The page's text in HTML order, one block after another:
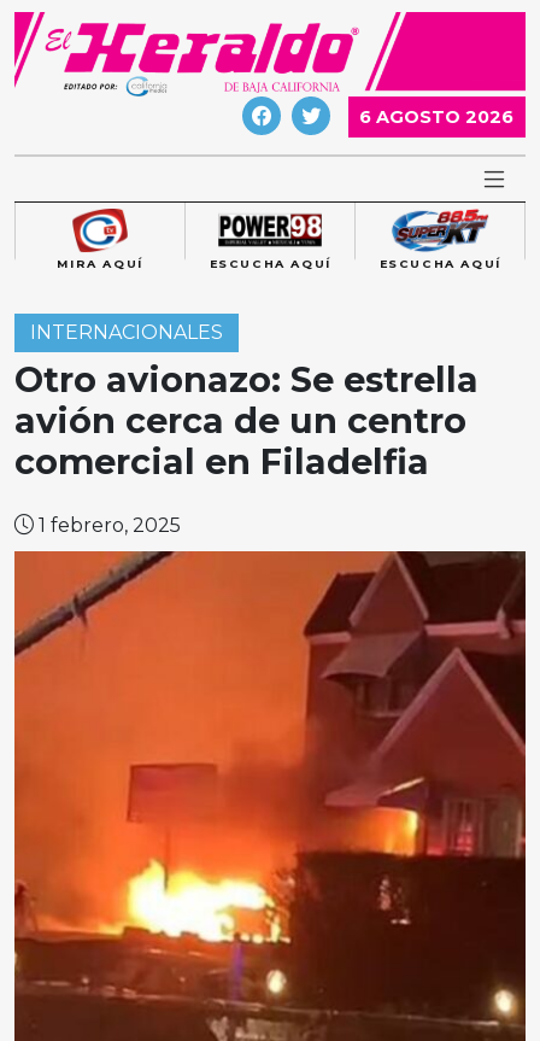
Skip
content
6 AGOSTO 2026
MIRA AQUÍ ESCUCHA AQUÍ ESCUCHA AQUÍ
INTERNACIONALES
Otro avionazo: Se estrella
avión cerca de un centro
comercial en Filadelfia
1 febrero, 2025